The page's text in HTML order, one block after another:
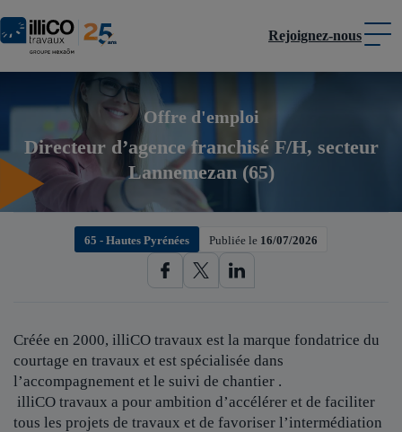
Panneau de gestion des cookies
Rejoignez-nous
Offre d'emploi
Directeur d’agence franchisé F/H, secteur
Lannemezan (65)
65 - Hautes Pyrénées Publiée le 16/07/2026
Créée en 2000, illiCO travaux est la marque fondatrice du
courtage en travaux et est spécialisée dans
l’accompagnement et le suivi de chantier .
illiCO travaux a pour ambition d’accélérer et de faciliter
tous les projets de travaux et de favoriser l’intermédiation